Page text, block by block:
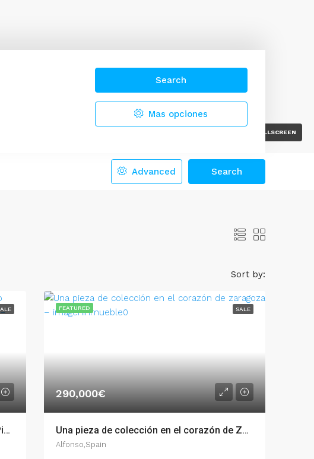
FULLSCREEN
Search
Mas opciones
Advanced Search
Sort by:
Oportunidad en el corazón de Zaragoza! Piso luminoso para diseñar a tu gusto junto a Av. G – 54486
FEATURED SALE
290,000€
Una pieza de colección en el corazón de Zaragoza – ciz00423
Alfonso,Spain